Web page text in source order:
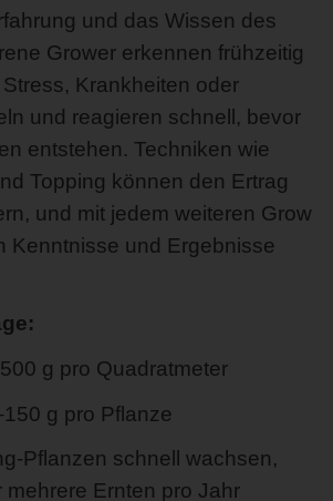
und das Wissen des
Grower erkennen frühzeitig
Krankheiten oder
und reagieren schnell, bevor
entstehen. Techniken wie
Topping können den Ertrag
und mit jedem weiteren Grow
Kenntnisse und Ergebnisse
g pro Quadratmeter
g pro Pflanze
Pflanzen schnell wachsen,
mehrere Ernten pro Jahr